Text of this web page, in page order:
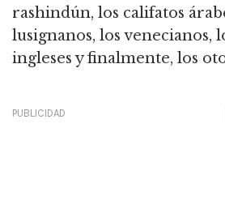
rashindún, los califatos
lusignanos, los venecianos,
ingleses y finalmente, los
PUBLICIDAD